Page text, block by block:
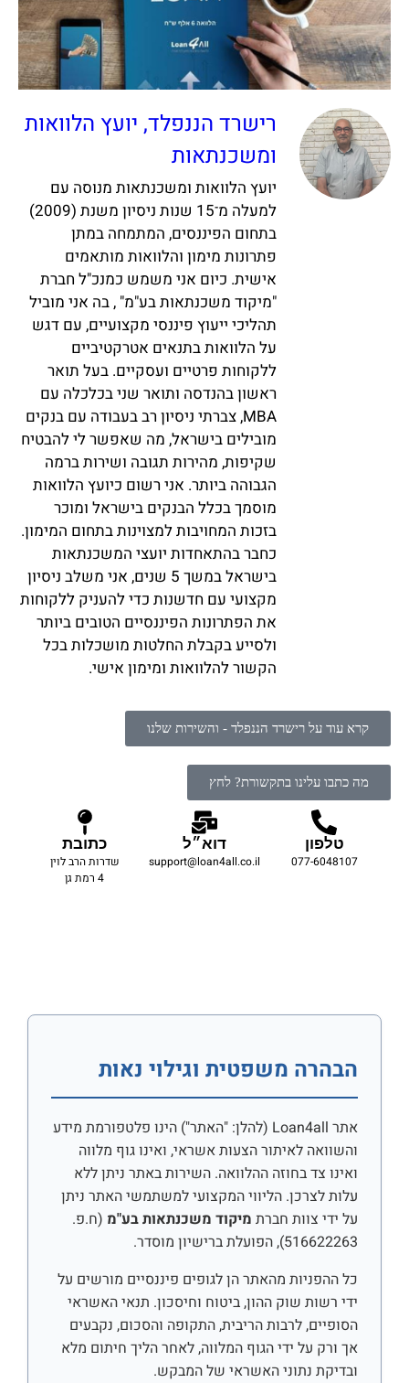
רישרד הננפלד, יועץ הלוואות
ומשכנתאות
יועץ הלוואות ומשכנתאות מנוסה עם
למעלה מ־15 שנות ניסיון משנת (2009)
בתחום הפיננסים, המתמחה במתן
פתרונות מימון והלוואות מותאמים
אישית. כיום אני משמש כמנכ"ל חברת
"מיקוד משכנתאות בע"מ" , בה אני מוביל
תהליכי ייעוץ פיננסי מקצועיים, עם דגש
על הלוואות בתנאים אטרקטיביים
ללקוחות פרטיים ועסקיים. בעל תואר
ראשון בהנדסה ותואר שני בכלכלה עם
MBA, צברתי ניסיון רב בעבודה עם בנקים
מובילים בישראל, מה שאפשר לי להבטיח
שקיפות, מהירות תגובה ושירות ברמה
הגבוהה ביותר. אני רשום כיועץ הלוואות
מוסמך בכלל הבנקים בישראל ומוכר
בזכות המחויבות למצוינות בתחום המימון.
כחבר בהתאחדות יועצי המשכנתאות
בישראל במשך 5 שנים, אני משלב ניסיון
מקצועי עם חדשנות כדי להעניק ללקוחות
את הפתרונות הפיננסיים הטובים ביותר
ולסייע בקבלת החלטות מושכלות בכל
הקשור להלוואות ומימון אישי.
קרא עוד על רישרד הננפלד - והשירות שלנו
מה כתבו עלינו בתקשורת? לחץ
טלפון
077-6048107
דוא״ל
support@loan4all.co.il
כתובת
שדרות הרב לוין
4 רמת גן
הבהרה משפטית וגילוי נאות
אתר Loan4all (להלן: "האתר") הינו פלטפורמת מידע
והשוואה לאיתור הצעות אשראי, ואינו גוף מלווה
ואינו צד בחוזה ההלוואה. השירות באתר ניתן ללא
עלות לצרכן. הליווי המקצועי למשתמשי האתר ניתן
על ידי צוות חברת מיקוד משכנתאות בע"מ (ח.פ.
516622263), הפועלת ברישיון מוסדר.
כל ההפניות מהאתר הן לגופים פיננסיים מורשים על
ידי רשות שוק ההון, ביטוח וחיסכון. תנאי האשראי
הסופיים, לרבות הריבית, התקופה והסכום, נקבעים
אך ורק על ידי הגוף המלווה, לאחר הליך חיתום מלא
ובדיקת נתוני האשראי של המבקש.